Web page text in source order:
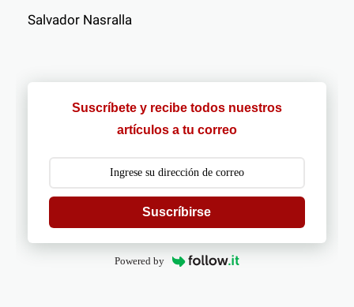
Salvador Nasralla
Suscríbete y recibe todos nuestros
artículos a tu correo
Suscríbirse
Powered by